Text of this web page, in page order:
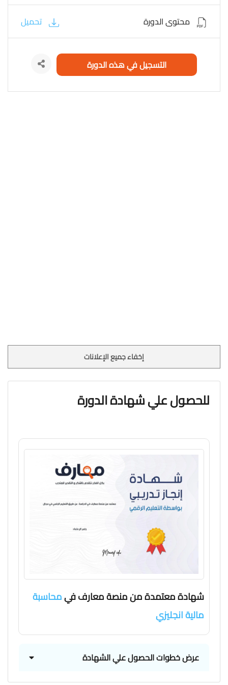
Certifr Ifrsexpert Financial Accounting English
محتوى الدورة تحميل
التسجيل في هذه الدورة
إخفاء جميع الإعلانات
للحصول علي شهادة الدورة
شهادة معتمدة من منصة معارف فيمحاسبة
مالية انجليزي
عرض خطوات الحصول علي الشهادة